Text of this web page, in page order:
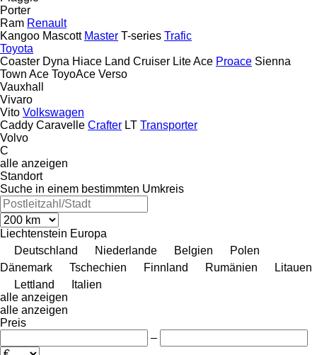
Porter
Ram Renault
Kangoo Mascott Master T-series Trafic
Toyota
Coaster Dyna Hiace Land Cruiser Lite Ace Proace Sienna
Town Ace ToyoAce Verso
Vauxhall
Vivaro
Vito Volkswagen
Caddy Caravelle Crafter LT Transporter
Volvo
C
alle anzeigen
Standort
Suche in einem bestimmten Umkreis
Liechtenstein Europa
Deutschland
Niederlande Belgien
Polen
Dänemark
Tschechien Finnland Rumänien
Litauen
Lettland
Italien
alle anzeigen
alle anzeigen
Preis
–